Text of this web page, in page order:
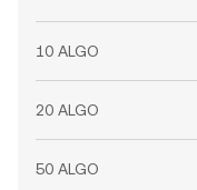
10 ALGO
20 ALGO
50 ALGO